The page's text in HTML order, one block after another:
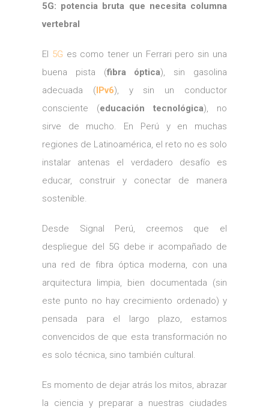
5G: potencia bruta que necesita columna
vertebral
El 5G es como tener un Ferrari pero sin una
buena pista (fibra óptica), sin gasolina
adecuada (IPv6), y sin un conductor
consciente (educación tecnológica), no
sirve de mucho. En Perú y en muchas
regiones de Latinoamérica, el reto no es solo
instalar antenas el verdadero desafío es
educar, construir y conectar de manera
sostenible.
Desde Signal Perú, creemos que el
despliegue del 5G debe ir acompañado de
una red de fibra óptica moderna, con una
arquitectura limpia, bien documentada (sin
este punto no hay crecimiento ordenado) y
pensada para el largo plazo, estamos
convencidos de que esta transformación no
es solo técnica, sino también cultural.
Es momento de dejar atrás los mitos, abrazar
la ciencia y preparar a nuestras ciudades